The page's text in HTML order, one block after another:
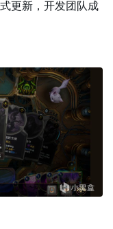
更新，开发团队成